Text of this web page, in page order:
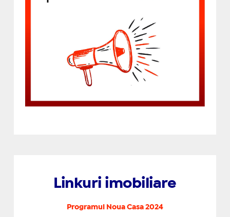
Linkuri imobiliare
Programul Noua Casa 2024